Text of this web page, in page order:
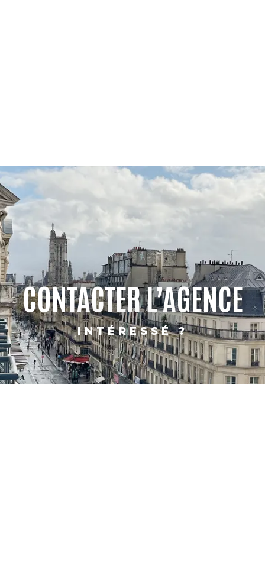
CONTACTER L’AGENCE
INTÉRESSÉ ?